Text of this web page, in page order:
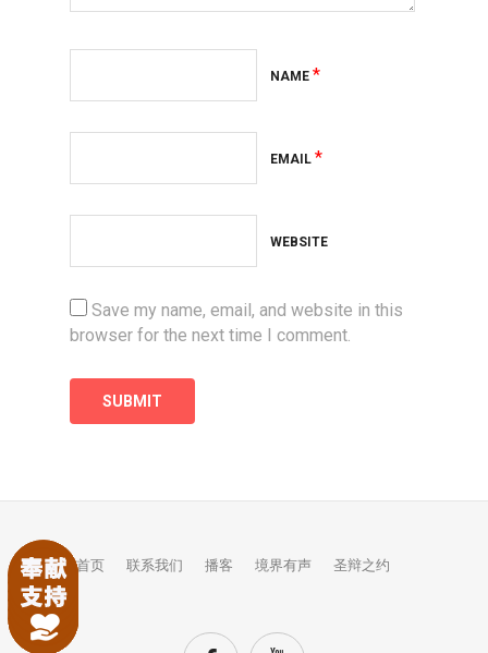
NAME *
EMAIL *
WEBSITE
Save my name, email, and website in this
browser for the next time I comment.
首页 联系我们 播客 境界有声 圣辩之约